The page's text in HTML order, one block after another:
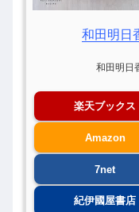
和田明日
和田明日
楽天ブックス
Amazon
7net
紀伊國屋書店